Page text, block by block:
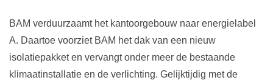
BAM verduurzaamt het kantoorgebouw naar energielabel
A. Daartoe voorziet BAM het dak van een nieuw
isolatiepakket en vervangt onder meer de bestaande
klimaatinstallatie en de verlichting. Gelijktijdig met de